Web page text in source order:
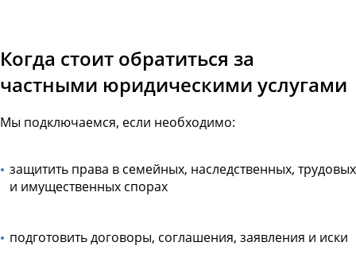
Когда стоит обратиться за
частными юридическими услугами
Мы подключаемся, если необходимо:
защитить права в семейных, наследственных, трудовых
и имущественных спорах
подготовить договоры, соглашения, заявления и иски